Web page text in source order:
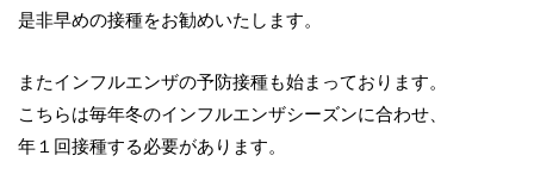
是非早めの接種をお勧めいたします。
またインフルエンザの予防接種も始まっております。
こちらは毎年冬のインフルエンザシーズンに合わせ、
年１回接種する必要があります。